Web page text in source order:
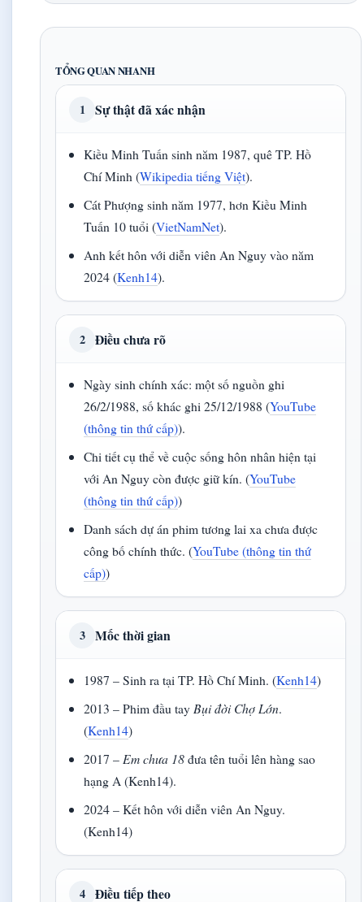
TỔNG QUAN NHANH
1 Sự thật đã xác nhận
Kiều Minh Tuấn sinh năm 1987, quê TP. Hồ
Chí Minh (Wikipedia tiếng Việt).
Cát Phượng sinh năm 1977, hơn Kiều Minh
Tuấn 10 tuổi (VietNamNet).
Anh kết hôn với diễn viên An Nguy vào năm
2024 (Kenh14).
2 Điều chưa rõ
Ngày sinh chính xác: một số nguồn ghi
26/2/1988, số khác ghi 25/12/1988 (YouTube
(thông tin thứ cấp)).
Chi tiết cụ thể về cuộc sống hôn nhân hiện tại
với An Nguy còn được giữ kín. (YouTube
(thông tin thứ cấp))
Danh sách dự án phim tương lai xa chưa được
công bố chính thức. (YouTube (thông tin thứ
cấp))
3 Mốc thời gian
1987 – Sinh ra tại TP. Hồ Chí Minh. (Kenh14)
2013 – Phim đầu tay Bụi đời Chợ Lớn.
(Kenh14)
2017 – Em chưa 18đưa tên tuổi lên hàng sao
hạng A (Kenh14).
2024 – Kết hôn với diễn viên An Nguy.
(Kenh14)
4 Điều tiếp theo